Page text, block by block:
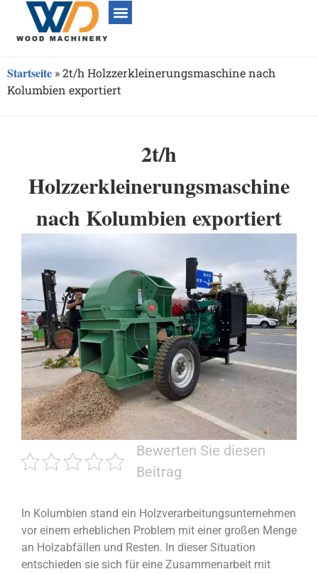
Startseite »2t/h Holzzerkleinerungsmaschine nach
Kolumbien exportiert
2t/h
Holzzerkleinerungsmaschine
nach Kolumbien exportiert
Bewerten Sie diesen
Beitrag
In Kolumbien stand ein Holzverarbeitungsunternehmen
vor einem erheblichen Problem mit einer großen Menge
an Holzabfällen und Resten. In dieser Situation
entschieden sie sich für eine Zusammenarbeit mit